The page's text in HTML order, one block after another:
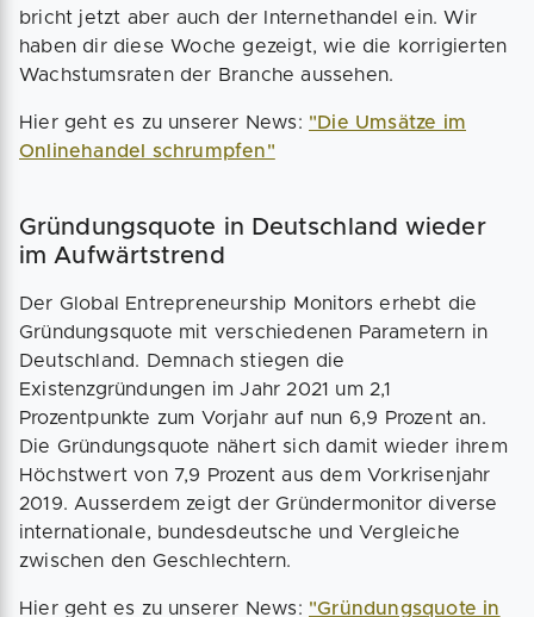
bricht jetzt aber auch der Internethandel ein. Wir
haben dir diese Woche gezeigt, wie die korrigierten
Wachstumsraten der Branche aussehen.
Hier geht es zu unserer News: "Die Umsätze im
Onlinehandel schrumpfen"
Gründungsquote in Deutschland wieder
im Aufwärtstrend
Der Global Entrepreneurship Monitors erhebt die
Gründungsquote mit verschiedenen Parametern in
Deutschland. Demnach stiegen die
Existenzgründungen im Jahr 2021 um 2,1
Prozentpunkte zum Vorjahr auf nun 6,9 Prozent an.
Die Gründungsquote nähert sich damit wieder ihrem
Höchstwert von 7,9 Prozent aus dem Vorkrisenjahr
2019. Ausserdem zeigt der Gründermonitor diverse
internationale, bundesdeutsche und Vergleiche
zwischen den Geschlechtern.
Hier geht es zu unserer News: "Gründungsquote in